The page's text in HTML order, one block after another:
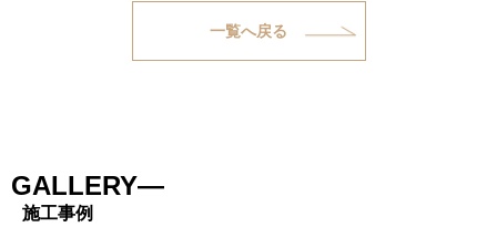
一覧へ戻る
GALLERY―
施工事例